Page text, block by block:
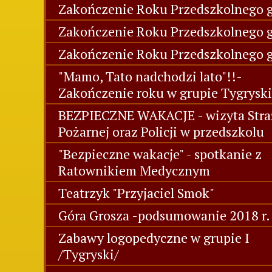
Zakończenie Roku Przedszkolnego
Zakończenie Roku Przedszkolnego
Zakończenie Roku Przedszkolnego
"Mamo, Tato nadchodzi lato"!!-
Zakończenie roku w grupie Tygryski
BEZPIECZNE WAKACJE - wizyta
Pożarnej oraz Policji w przedszkolu
"Bezpieczne wakacje" - spotkanie z
Ratownikiem Medycznym
Teatrzyk "Przyjaciel Smok"
Góra Grosza -podsumowanie 2018 r.
Zabawy logopedyczne w grupie I
/Tygryski/